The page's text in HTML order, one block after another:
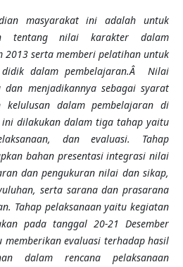
masyarakat ini adalah untuk
tentang nilai karakter dalam
serta memberi pelatihan untuk
dalam pembelajaran.ÂNilai
menjadikannya sebagai syarat
kelulusan dalam pembelajaran di
inidilakukandalam tiga tahap yaitu
dan evaluasi. Tahap
bahan presentasiintegrasi nilai
dan pengukuran nilai dan sikap,
, serta sarana dan prasarana
Tahap pelaksanaan yaitu kegiatan
pada tanggal20-21 Desember
memberikan evaluasi terhadap hasil
dalamrencana pelaksanaan